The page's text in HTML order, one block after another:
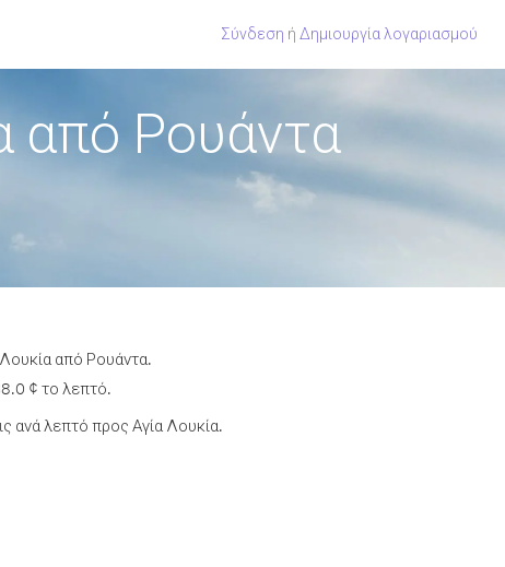
Σύνδεση ή Δημιουργία λογαριασμού
από Ρουάντα
από Ρουάντα.
¢ το λεπτό.
ανά λεπτό προς Αγία Λουκία.